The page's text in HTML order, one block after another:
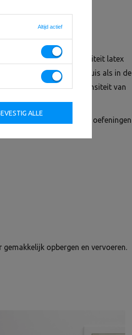
van de hoogste kwaliteit latex
aan uw training, zowel thuis als in de
kunt u de intensiteit van
u de intensiteit van de oefeningen
opbergen en vervoeren.
Altijd actief
ALLE